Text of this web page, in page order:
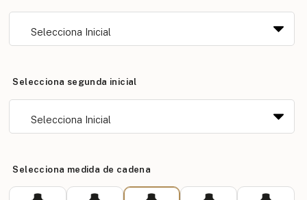
Selecciona segunda inicial
Selecciona medida de cadena